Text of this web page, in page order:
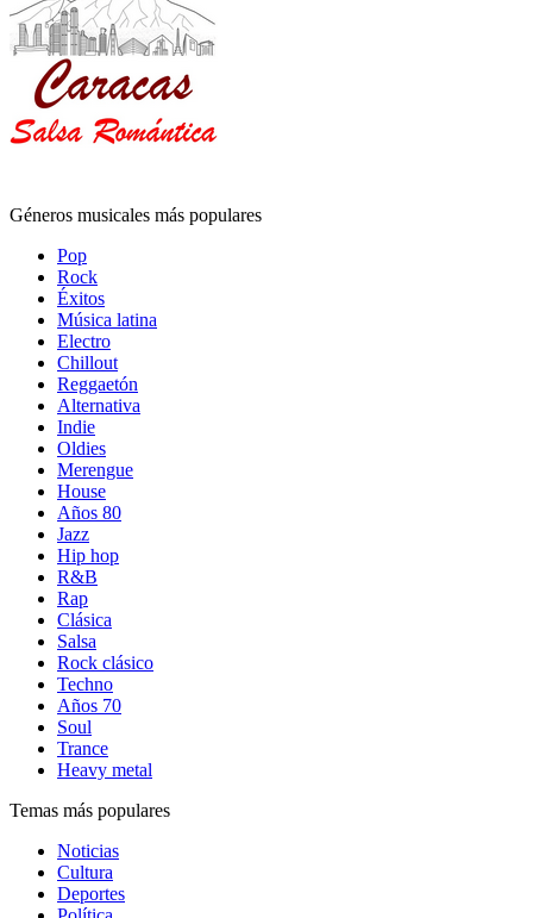
Géneros musicales más populares
Pop
Rock
Éxitos
Música latina
Electro
Chillout
Reggaetón
Alternativa
Indie
Oldies
Merengue
House
Años 80
Jazz
Hip hop
R&B
Rap
Clásica
Salsa
Rock clásico
Techno
Años 70
Soul
Trance
Heavy metal
Temas más populares
Noticias
Cultura
Deportes